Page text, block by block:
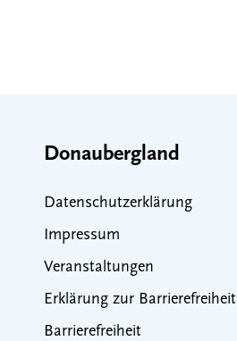
Donaubergland
Datenschutzerklärung
Impressum
Veranstaltungen
Erklärung zur Barrierefreiheit
Barrierefreiheit